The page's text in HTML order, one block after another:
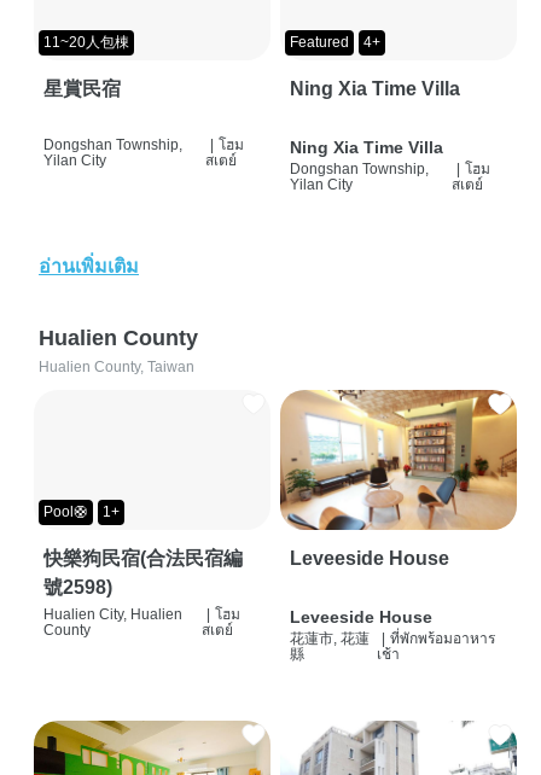
11~20人包棟
星賞民宿
Dongshan Township,
Yilan City
โฮม
สเตย์
Featured 4+
Ning Xia Time Villa
Ning Xia Time Villa
Dongshan Township,
Yilan City
โฮม
สเตย์
อ่านเพิ่มเติม
Hualien County
Hualien County, Taiwan
Pool🛟 1+
快樂狗民宿(合法民宿編
號2598)
Hualien City, Hualien
County
โฮม
สเตย์
Leveeside House
Leveeside House
花蓮市, 花蓮
縣
ที่พักพร้อมอาหาร
เช้า